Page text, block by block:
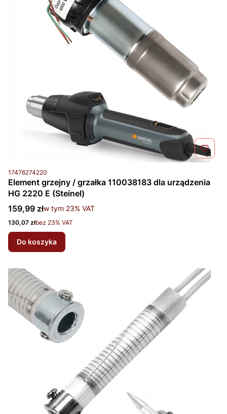
Kod produktu
17476274220
Element grzejny / grzałka 110038183 dla urządzenia
HG 2220 E (Steinel)
Cena brutto
159,99 złw tym %s VAT
w tym 23% VAT
Cena netto
130,07 złbez 23% VAT
Do koszyka